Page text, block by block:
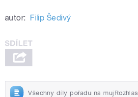
autor: Filip Šedivý
Všechny díly pořadu na mujRozhlas